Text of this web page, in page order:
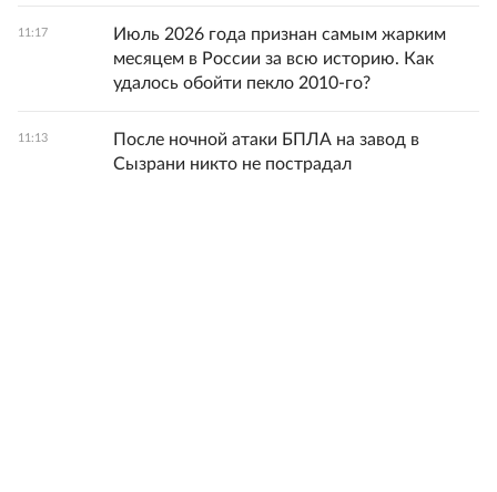
11:17
Июль 2026 года признан самым жарким
месяцем в России за всю историю. Как
удалось обойти пекло 2010-го?
11:13
После ночной атаки БПЛА на завод в
Сызрани никто не пострадал